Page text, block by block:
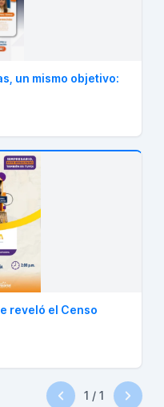
un mismo objetivo:
reveló el Censo
1 / 1